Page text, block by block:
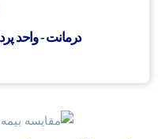
درمانت - واحد